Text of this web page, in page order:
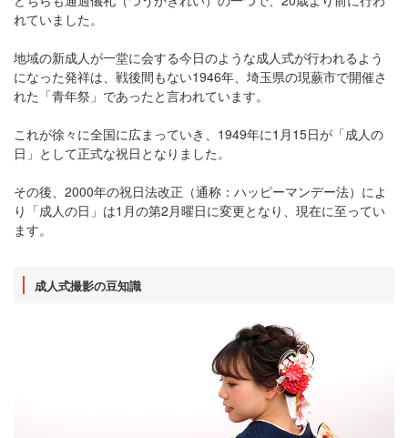
れていました。
地域の新成人が一堂に会する今日のような成人式が行われるよう
になった発祥は、戦後間もない1946年、埼玉県の現蕨市で開催さ
れた「青年祭」であったと言われています。
これが徐々に全国に広まっていき、1949年に1月15日が「成人の
日」として正式な祝日となりました。
その後、2000年の祝日法改正（通称：ハッピーマンデー法）によ
り「成人の日」は1月の第2月曜日に変更となり、現在に至ってい
ます。
成人式撮影の豆知識